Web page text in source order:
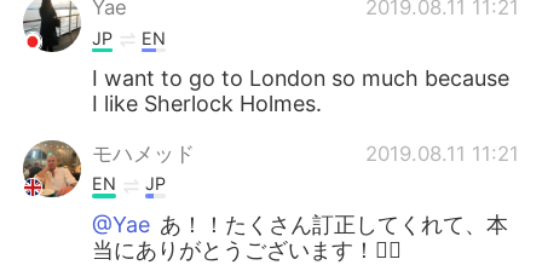
Yae 2019.08.11 11:21
JP EN
I want to go to London so much because
I like Sherlock Holmes.
モハメッド 2019.08.11 11:21
EN JP
@Yae あ！！たくさん訂正してくれて、本
当にありがとうございます！🙇‍♂️